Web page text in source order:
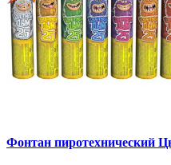
Фонтан пиротехнический